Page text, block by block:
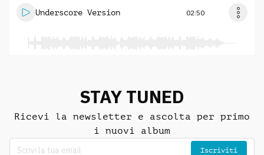
Underscore Version 02:50
STAY TUNED
Ricevi la newsletter e ascolta per primo
i nuovi album
Iscriviti